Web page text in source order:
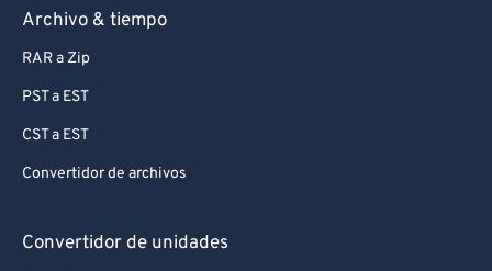
Archivo & tiempo
RAR a Zip
PST a EST
CST a EST
Convertidor de archivos
Convertidor de unidades